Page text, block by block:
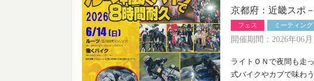
京都府：近畿スポ
フェス ミーティング
開催期間：2026年06月
ライトＯＮで夜間も走
式バイクやカブで味わ